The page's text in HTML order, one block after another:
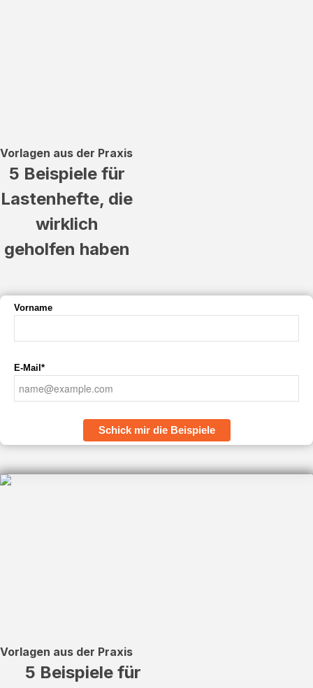
Vorlagen aus der Praxis
5 Beispiele für
Lastenhefte, die
wirklich
geholfen haben
Vorname
E-Mail*
Schick mir die Beispiele
Vorlagen aus der Praxis
5 Beispiele für